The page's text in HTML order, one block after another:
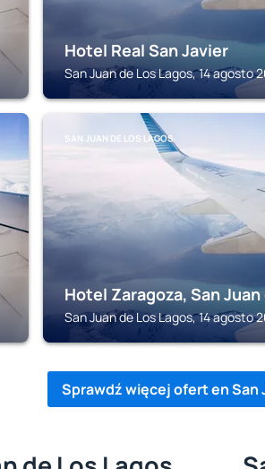
Hotel Real San Javier
San Juan de Los Lagos, 14 agosto
SAN JUAN DE LOS LAGOS
Hotel Zaragoza, San
San Juan de Los Lagos, 14 agosto
Sprawdź więcej ofert en San